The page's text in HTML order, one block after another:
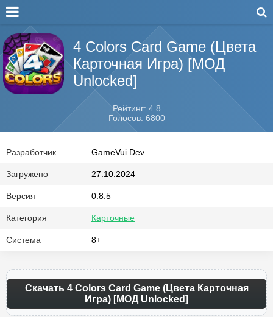
4 Colors Card Game (Цвета
Карточная Игра) [МОД
Unlocked]
Рейтинг: 4.8
Голосов: 6800
Разработчик GameVui Dev
Загружено 27.10.2024
Версия 0.8.5
Категория Карточные
Система 8+
Скачать 4 Colors Card Game (Цвета Карточная
Игра) [МОД Unlocked]